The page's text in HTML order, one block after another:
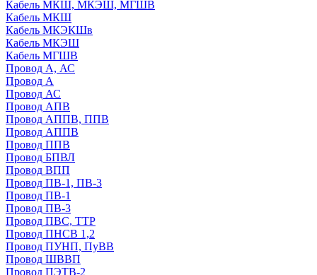
Кабель МКШ, МКЭШ, МГШВ
Кабель МКШ
Кабель МКЭКШв
Кабель МКЭШ
Кабель МГШВ
Провод А, АС
Провод А
Провод АС
Провод АПВ
Провод АППВ, ППВ
Провод АППВ
Провод ППВ
Провод БПВЛ
Провод ВПП
Провод ПВ-1, ПВ-3
Провод ПВ-1
Провод ПВ-3
Провод ПВС, ТТР
Провод ПНСВ 1,2
Провод ПУНП, ПуВВ
Провод ШВВП
Провод ПЭТВ-2